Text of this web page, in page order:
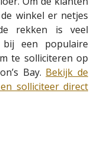
winkel er netjes
rekken is veel
een populaire
te solliciteren op
Bay. Bekijk de
solliciteer direct